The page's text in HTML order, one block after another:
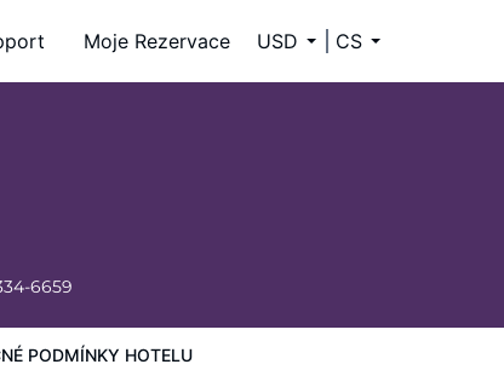
Moje Rezervace USD CS
6659
PODMÍNKY HOTELU